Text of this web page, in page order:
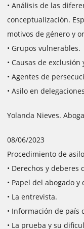
• Análisis de las
conceptualización.
motivos de género y
• Grupos vulnerables.
• Causas de
• Agentes de
• Asilo en
Yolanda Nieves.
08/06/2023
Procedimiento de
• Derechos y deberes
• Papel del abogado
• La entrevista.
• Información de país
• La prueba y su